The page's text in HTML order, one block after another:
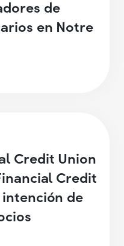
de
en Notre
Credit Union
Credit
de